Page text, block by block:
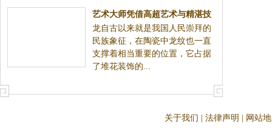
艺术大师凭借高超艺术与精湛技
巧，将龙纹运用于各种陶瓷器皿
龙自古以来就是我国人民崇拜的
民族象征，在陶瓷中龙纹也一直
支撑着相当重要的位置，它占据
了堆花装饰的...
关于我们 法律声明 网站